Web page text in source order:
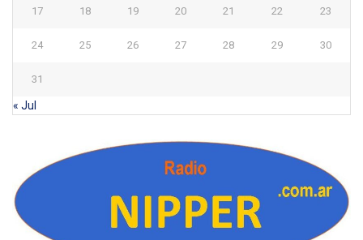
17 18 19 20 21 22 23
24 25 26 27 28 29 30
31
« Jul